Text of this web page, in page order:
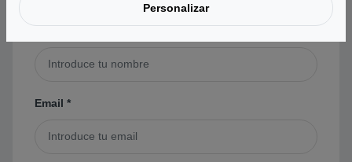
Email *
Personalizar